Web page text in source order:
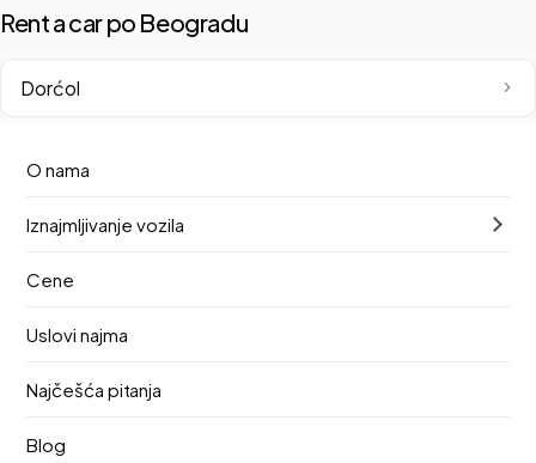
O nama
Iznajmljivanje vozila
Cene
Uslovi najma
Najčešća pitanja
Blog
Rent a car po Beogradu
Dorćol
Novi Beograd
Beograd na vodi
Stari Grad